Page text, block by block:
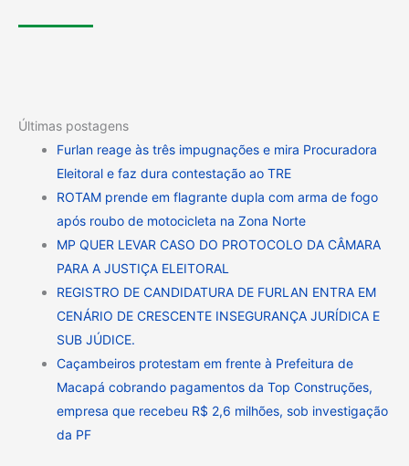
Últimas postagens
Furlan reage às três impugnações e mira Procuradora
Eleitoral e faz dura contestação ao TRE
ROTAM prende em flagrante dupla com arma de fogo
após roubo de motocicleta na Zona Norte
MP QUER LEVAR CASO DO PROTOCOLO DA CÂMARA
PARA A JUSTIÇA ELEITORAL
REGISTRO DE CANDIDATURA DE FURLAN ENTRA EM
CENÁRIO DE CRESCENTE INSEGURANÇA JURÍDICA E
SUB JÚDICE.
Caçambeiros protestam em frente à Prefeitura de
Macapá cobrando pagamentos da Top Construções,
empresa que recebeu R$ 2,6 milhões, sob investigação
da PF